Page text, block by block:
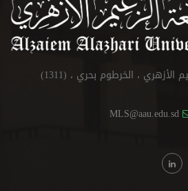
ص.ب ب: 1432 ، جامعة الزعيم الأزهري ، الخرطوم بحري ، (1311)
MLS@aau.edu.sd